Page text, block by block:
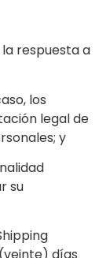
respuesta a
los
legal de
y
su